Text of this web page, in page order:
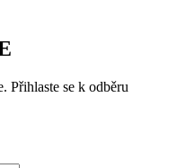
Přihlaste se k odběru